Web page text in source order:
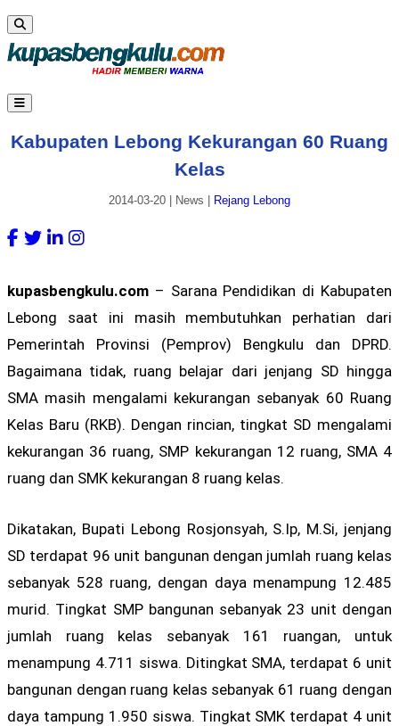
Kabupaten Lebong Kekurangan 60 Ruang
Kelas
2014-03-20 News Rejang Lebong
kupasbengkulu.com – Sarana Pendidikan di Kabupaten
Lebong saat ini masih membutuhkan perhatian dari
Pemerintah Provinsi (Pemprov) Bengkulu dan DPRD.
Bagaimana tidak, ruang belajar dari jenjang SD hingga
SMA masih mengalami kekurangan sebanyak 60 Ruang
Kelas Baru (RKB). Dengan rincian, tingkat SD mengalami
kekurangan 36 ruang, SMP kekurangan 12 ruang, SMA 4
ruang dan SMK kekurangan 8 ruang kelas.
Dikatakan, Bupati Lebong Rosjonsyah, S.Ip, M.Si, jenjang
SD terdapat 96 unit bangunan dengan jumlah ruang kelas
sebanyak 528 ruang, dengan daya menampung 12.485
murid. Tingkat SMP bangunan sebanyak 23 unit dengan
jumlah ruang kelas sebanyak 161 ruangan, untuk
menampung 4.711 siswa. Ditingkat SMA, terdapat 6 unit
bangunan dengan ruang kelas sebanyak 61 ruang dengan
daya tampung 1.950 siswa. Tingkat SMK terdapat 4 unit